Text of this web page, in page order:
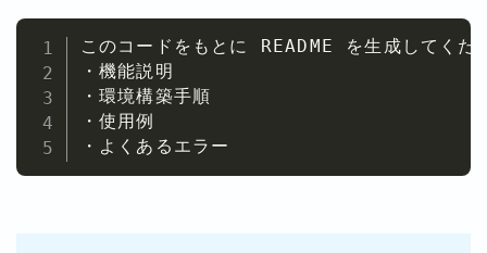
このコードをもとに README を生成してくだ
・機能説明
・環境構築手順
・使用例
・よくあるエラー